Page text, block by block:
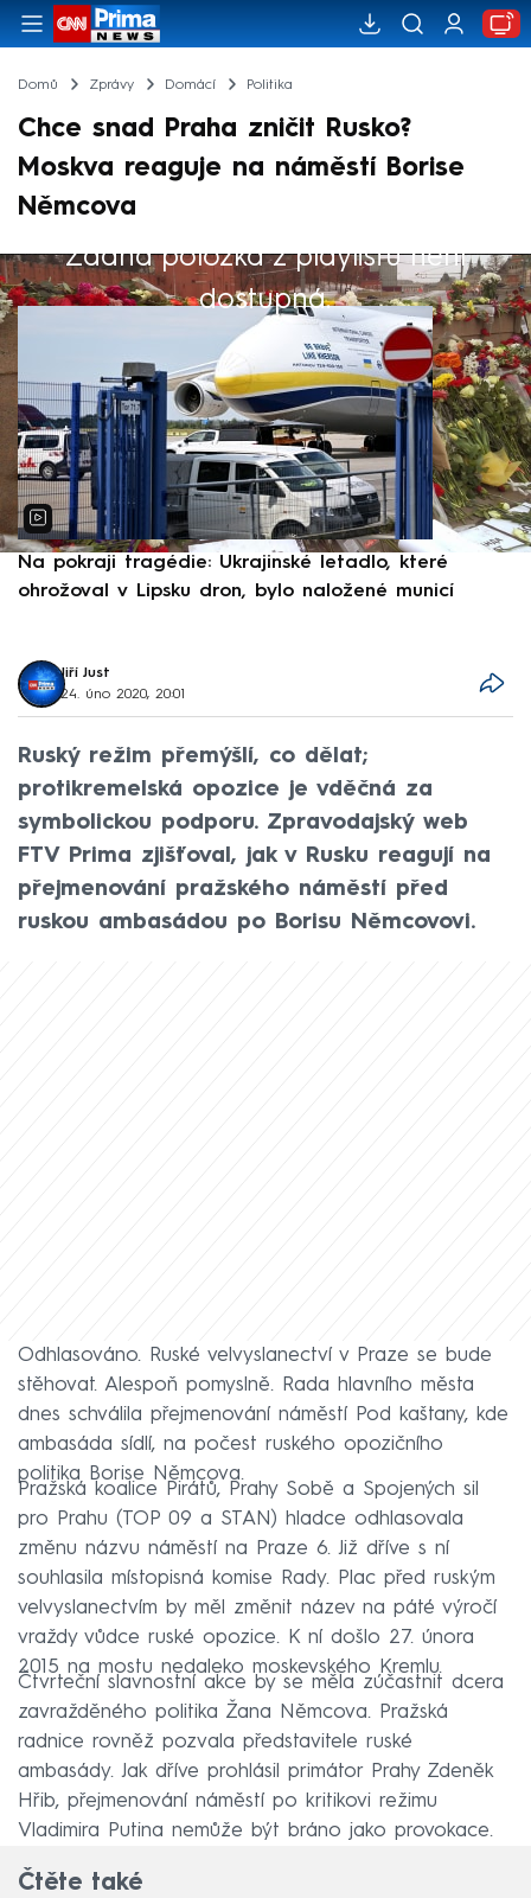
Domů Zprávy Domácí Politika
Chce snad Praha zničit Rusko?
Moskva reaguje na náměstí Borise
Němcova
Žádná položka z playlistu není
dostupná.
Výběr redakce
Na pokraji tragédie: Ukrajinské letadlo, které
ohrožoval v Lipsku dron, bylo naložené municí
Jiří Just
24. úno 2020, 20:01
Ruský režim přemýšlí, co dělat;
protikremelská opozice je vděčná za
symbolickou podporu. Zpravodajský web
FTV Prima zjišťoval, jak v Rusku reagují na
přejmenování pražského náměstí před
ruskou ambasádou po Borisu Němcovovi.
Odhlasováno. Ruské velvyslanectví v Praze se bude
stěhovat. Alespoň pomyslně. Rada hlavního města
dnes schválila přejmenování náměstí Pod kaštany, kde
ambasáda sídlí, na počest ruského opozičního
politika Borise Němcova.
Pražská koalice Pirátů, Prahy Sobě a Spojených sil
pro Prahu (TOP 09 a STAN) hladce odhlasovala
změnu názvu náměstí na Praze 6. Již dříve s ní
souhlasila místopisná komise Rady. Plac před ruským
velvyslanectvím by měl změnit název na páté výročí
vraždy vůdce ruské opozice. K ní došlo 27. února
2015 na mostu nedaleko moskevského Kremlu.
Čtvrteční slavnostní akce by se měla zúčastnit dcera
zavražděného politika Žana Němcova. Pražská
radnice rovněž pozvala představitele ruské
ambasády. Jak dříve prohlásil primátor Prahy Zdeněk
Hřib, přejmenování náměstí po kritikovi režimu
Vladimira Putina nemůže být bráno jako provokace.
Čtěte také